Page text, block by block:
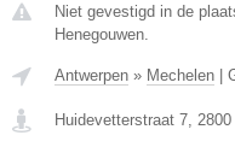
Niet gevestigd in de
Henegouwen.
Antwerpen » Mechelen |
Huidevetterstraat 7 2800